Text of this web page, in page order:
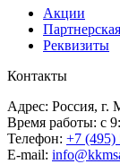
Акции
Реквизиты
Контакты
Адрес: Россия, г.
Время работы: с
Телефон: +7 (495)
E-mail: